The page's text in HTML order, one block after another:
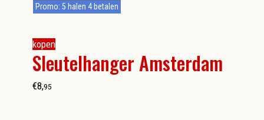
kopen
Sleutelhanger Amsterdam
Promo: 5 halen 4 betalen
€8,95